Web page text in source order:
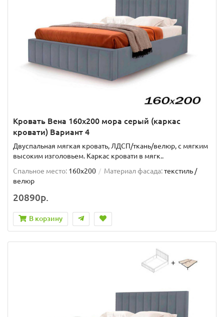
Кровать Вена 160х200 мора серый (каркас
кровати) Вариант 4
Двуспальная мягкая кровать, ЛДСП/ткань/велюр, с мягким
высоким изголовьем. Каркас кровати в мягк..
Спальное место: 160x200 Материал фасада:текстиль /
велюр
20890р.
В корзину